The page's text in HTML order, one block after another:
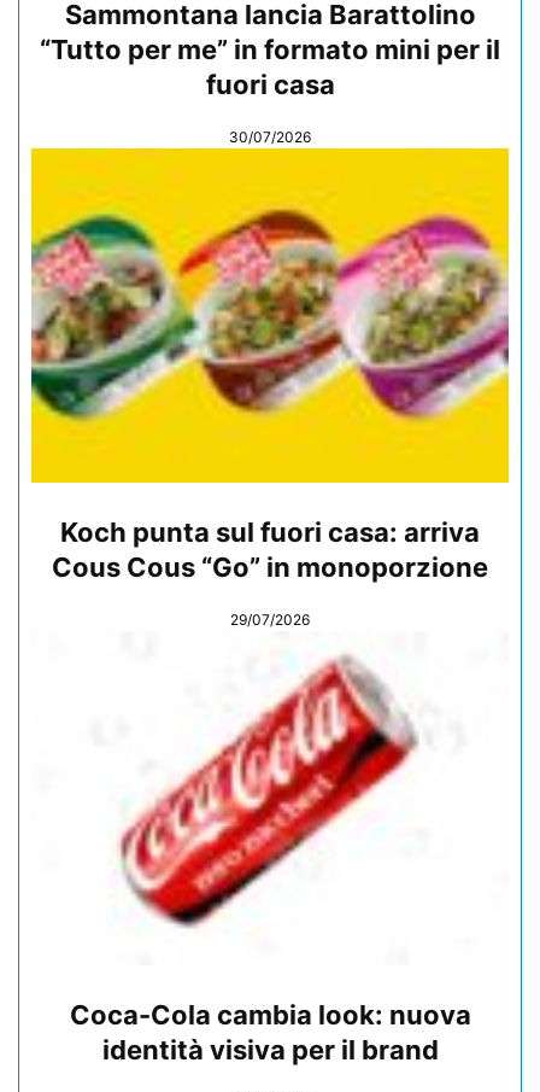
Sammontana lancia Barattolino
“Tutto per me” in formato mini per il
fuori casa
30/07/2026
Koch punta sul fuori casa: arriva
Cous Cous “Go” in monoporzione
29/07/2026
Coca-Cola cambia look: nuova
identità visiva per il brand